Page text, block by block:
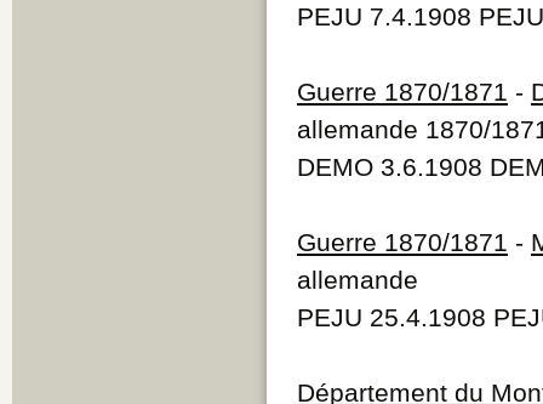
PEJU 7.4.1908
Guerre 1870/1871 -
allemande 1870/
DEMO 3.6.1908
Guerre 1870/1871 -
allemande
PEJU 25.4.1908
Département du